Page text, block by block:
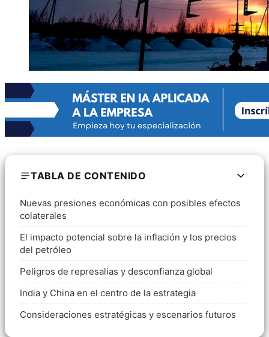
TABLA DE CONTENIDO
Nuevas presiones económicas con posibles efectos
colaterales
El impacto potencial sobre la inflación y los precios
del petróleo
Peligros de represalias y desconfianza global
India y China en el centro de la estrategia
Consideraciones estratégicas y escenarios futuros